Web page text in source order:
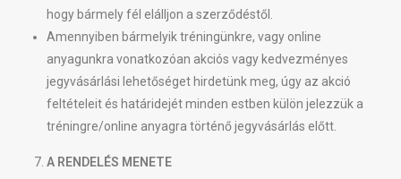
hogy bármely fél elálljon a szerződéstől.
Amennyiben bármelyik tréningünkre, vagy online
anyagunkra vonatkozóan akciós vagy kedvezményes
jegyvásárlási lehetőséget hirdetünk meg, úgy az akció
feltételeit és határidejét minden estben külön jelezzük a
tréningre/online anyagra történő jegyvásárlás előtt.
A RENDELÉS MENETE